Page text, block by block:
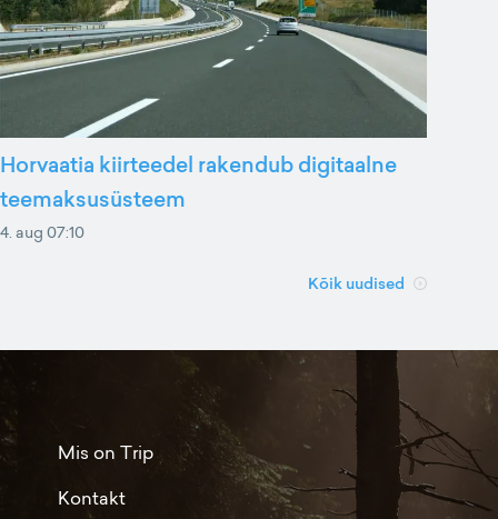
Horvaatia kiirteedel rakendub digitaalne
teemaksusüsteem
4. aug 07:10
Kõik uudised
Mis on Trip
Kontakt